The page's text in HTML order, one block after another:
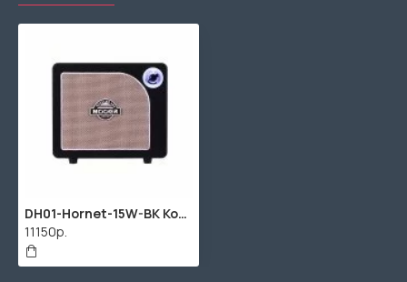
DH01-Hornet-15W-BK Комбоусилитель, 15Вт, Mooer
11150р.